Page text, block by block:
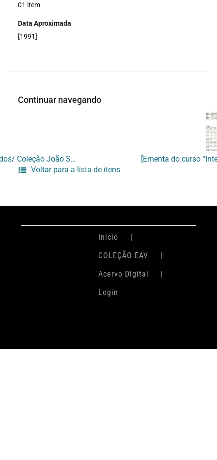
01 item
Data Aproximada
[1991]
Continuar navegando
A Rarefação/ dos Sentidos/ Coleção João Sattamini anos 70
Voltar para a lista de itens
Início
COLEÇÃO EAV
Acervo Digital
Login